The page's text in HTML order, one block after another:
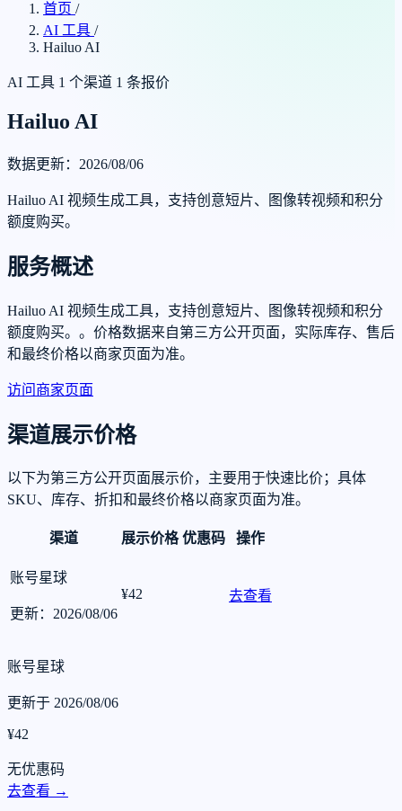
首页 /
AI 工具 /
Hailuo AI
AI 工具 1 个渠道 1 条报价
Hailuo AI
数据更新：2026/08/06
Hailuo AI 视频生成工具，支持创意短片、图像转视频和积分
额度购买。
服务概述
Hailuo AI 视频生成工具，支持创意短片、图像转视频和积分
额度购买。。价格数据来自第三方公开页面，实际库存、售后
和最终价格以商家页面为准。
访问商家页面
渠道展示价格
以下为第三方公开页面展示价，主要用于快速比价；具体
SKU、库存、折扣和最终价格以商家页面为准。
渠道 展示价格 优惠码 操作
账号星球
更新：2026/08/06
¥42 去查看
账号星球
更新于 2026/08/06
¥42
无优惠码
去查看 →